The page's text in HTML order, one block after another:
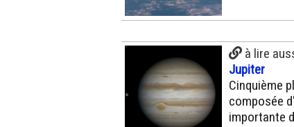
à lire
Jupiter
Cinquième
composée
importante